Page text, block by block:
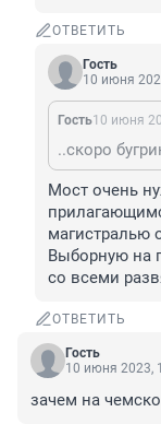
ОТВЕТИТЬ
Гость
10 июня
Гость10 июня
Мост очень
магистралью
Выборную на
со всеми
ОТВЕТИТЬ
Гость
10 июня 2023,
зачем на